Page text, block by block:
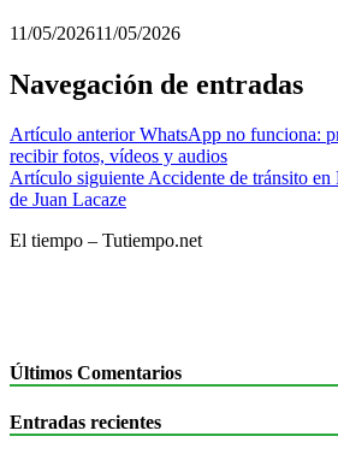
11/05/202611/05/2026
Navegación de entradas
Artículo anterior WhatsApp no funciona:
recibir fotos, vídeos y audios
Artículo siguienteAccidente de tránsito en
de Juan Lacaze
El tiempo – Tutiempo.net
Últimos Comentarios
Entradas recientes